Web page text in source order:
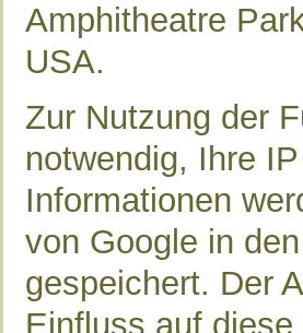
Amphitheatre
USA.
Zur Nutzung der
notwendig, Ihre
Informationen
von Google in
gespeichert. Der
Einfluss auf